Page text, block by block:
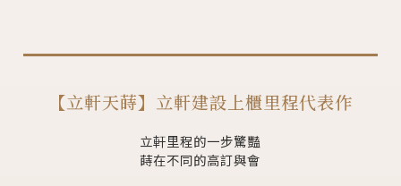
【立軒天蒔】立軒建設上櫃里程代表作
立軒里程的一步驚豔
蒔在不同的高訂與會